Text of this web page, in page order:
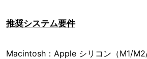
推奨システム要件
Macintosh：Apple シリコン（M1/